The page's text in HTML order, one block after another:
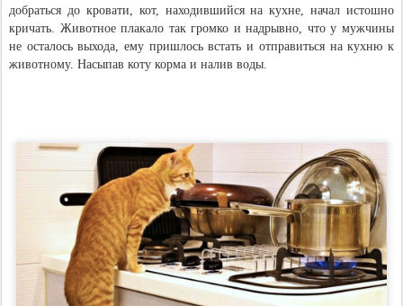
добраться до кровати, кот, находившийся на кухне, начал истошно
кричать. Животное плакало так громко и надрывно, что у мужчины
не осталось выхода, ему пришлось встать и отправиться на кухню к
животному. Насыпав коту корма и налив воды.